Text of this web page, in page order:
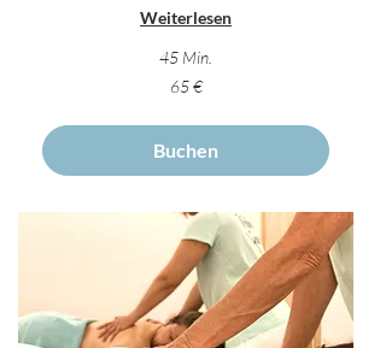
Weiterlesen
45 Min.
65 €
Buchen